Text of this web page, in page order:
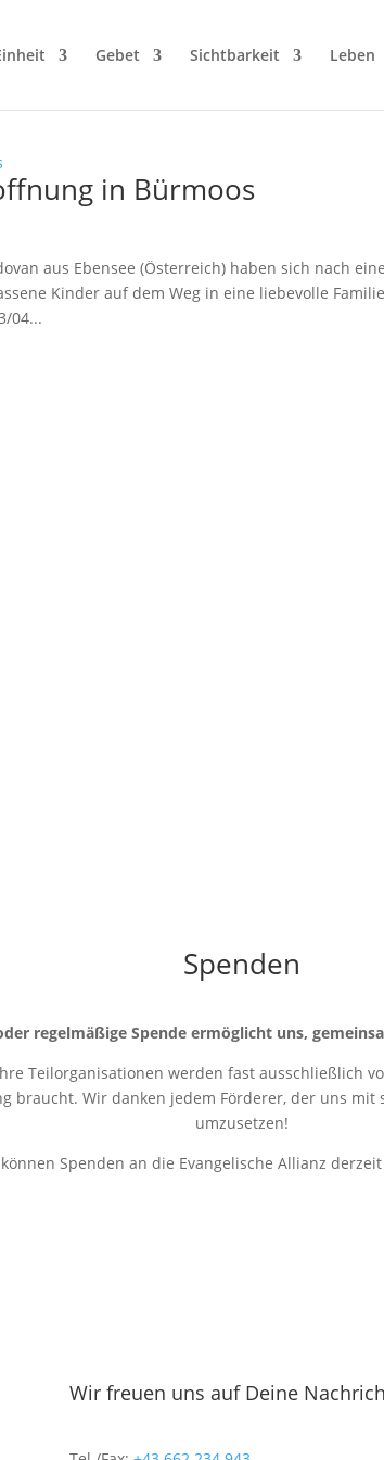
Gebet Sichtbarkeit Leben
in Bürmoos
aus Ebensee (Österreich) haben sich nach
Kinder auf dem Weg in eine liebevolle
04...
Spenden
regelmäßige Spende ermöglicht uns,
Teilorganisationen werden fast ausschließlich
braucht. Wir danken jedem Förderer, der uns
umzusetzen!
Spenden an die Evangelische Allianz
Wir freuen uns auf Deine